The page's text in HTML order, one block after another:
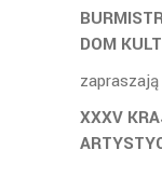
DOM
XXXV